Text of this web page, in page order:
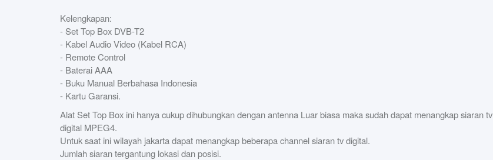
Kelengkapan:
- Set Top Box DVB-T2
- Kabel Audio Video (Kabel RCA)
- Remote Control
- Baterai AAA
- Buku Manual Berbahasa Indonesia
- Kartu Garansi.
Alat Set Top Box ini hanya cukup dihubungkan dengan antenna Luar biasa maka sudah dapat menangkap siaran tv
digital MPEG4.
Untuk saat ini wilayah jakarta dapat menangkap beberapa channel siaran tv digital.
Jumlah siaran tergantung lokasi dan posisi.